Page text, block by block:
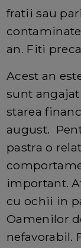
fratii sau
an. Fiti
Acest an
sunt
starea
august.
pastra o
important.
cu ochii in
Oamenilor
nefavorabil.